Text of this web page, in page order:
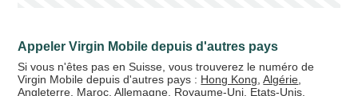
Appeler Virgin Mobile depuis d'autres pays
Si vous n'êtes pas en Suisse, vous trouverez le numéro de
Virgin Mobile depuis d'autres pays : Hong Kong ,Algérie
Angleterre Maroc ,Allemagne Royaume-Uni Etats-Unis